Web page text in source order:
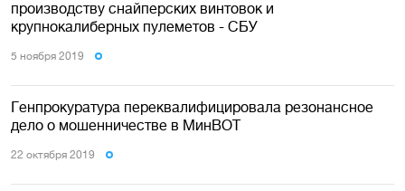
производству снайперских винтовок и
крупнокалиберных пулеметов - СБУ
5 ноября 2019
Генпрокуратура переквалифицировала резонансное
дело о мошенничестве в МинВОТ
22 октября 2019